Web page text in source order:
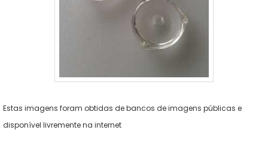
Estas imagens foram obtidas de bancos de imagens públicas e
disponível livremente na internet